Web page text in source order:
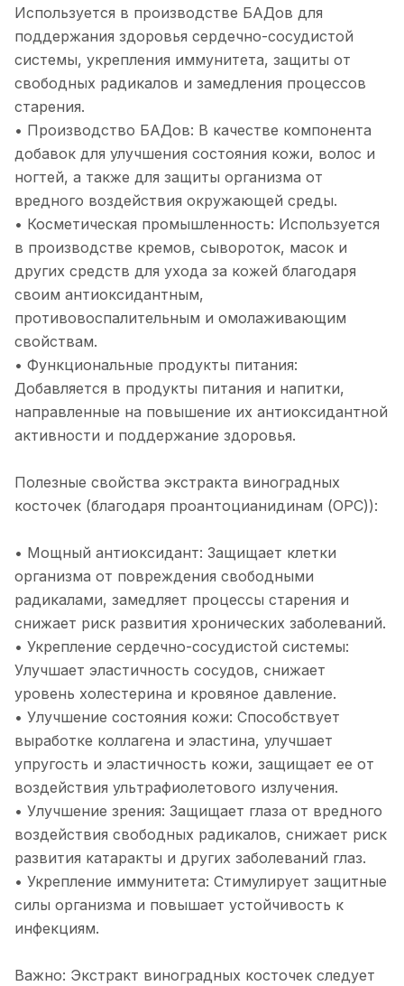
Используется в производстве БАДов для
поддержания здоровья сердечно-сосудистой
системы, укрепления иммунитета, защиты от
свободных радикалов и замедления процессов
старения.
• Производство БАДов: В качестве компонента
добавок для улучшения состояния кожи, волос и
ногтей, а также для защиты организма от
вредного воздействия окружающей среды.
• Косметическая промышленность: Используется
в производстве кремов, сывороток, масок и
других средств для ухода за кожей благодаря
своим антиоксидантным,
противовоспалительным и омолаживающим
свойствам.
• Функциональные продукты питания:
Добавляется в продукты питания и напитки,
направленные на повышение их антиоксидантной
активности и поддержание здоровья.
Полезные свойства экстракта виноградных
косточек (благодаря проантоцианидинам (OPC)):
• Мощный антиоксидант: Защищает клетки
организма от повреждения свободными
радикалами, замедляет процессы старения и
снижает риск развития хронических заболеваний.
• Укрепление сердечно-сосудистой системы:
Улучшает эластичность сосудов, снижает
уровень холестерина и кровяное давление.
• Улучшение состояния кожи: Способствует
выработке коллагена и эластина, улучшает
упругость и эластичность кожи, защищает ее от
воздействия ультрафиолетового излучения.
• Улучшение зрения: Защищает глаза от вредного
воздействия свободных радикалов, снижает риск
развития катаракты и других заболеваний глаз.
• Укрепление иммунитета: Стимулирует защитные
силы организма и повышает устойчивость к
инфекциям.
Важно: Экстракт виноградных косточек следует